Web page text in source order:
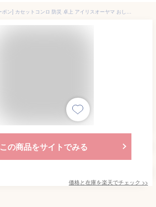
[最大400円クーポン] カセットコンロ 防災 卓上 アイリスオーヤマ おしゃれ アウトドア テーブルコンロ カセットコンロ 薄型 小型 土鍋 スリム バーベキュー カセットボンベ 持ち運び コンパクト 防災対策 卓上 調理 IGC-E1-H
この商品をサイトでみる
価格と在庫を楽天でチェック >>